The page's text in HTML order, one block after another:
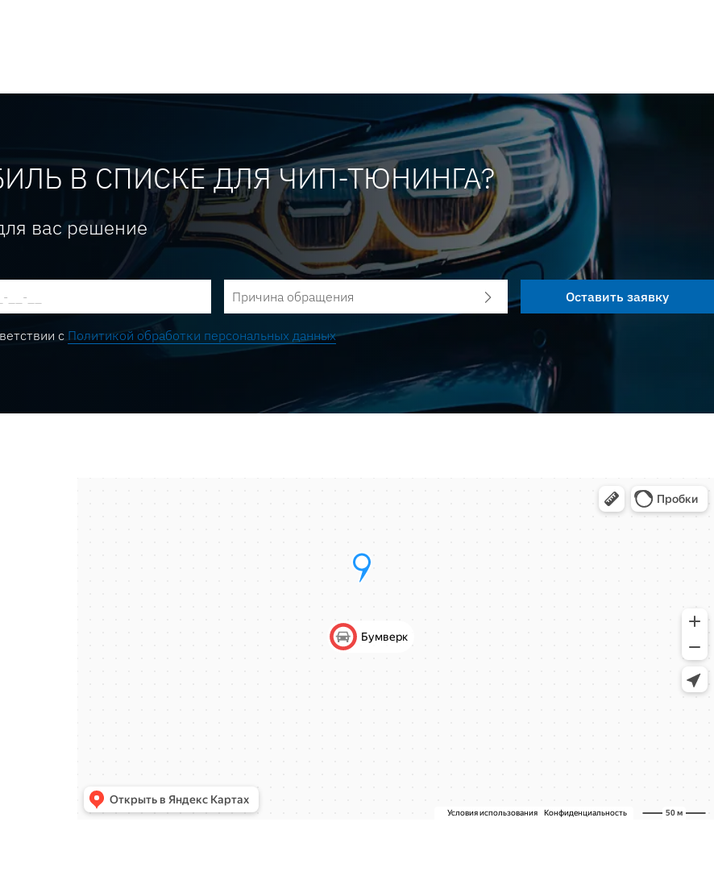
В СПИСКЕ ДЛЯ ЧИП-ТЮНИНГА?
вас решение
Причина обращения Оставить заявку
с Политикой обработки персональных данных